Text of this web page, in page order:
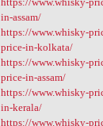
in-assam/
https://www.whisky-
price-in-kolkata/
https://www.whisky-
price-in-assam/
https://www.whisky-
in-kerala/
https://www.whisky-